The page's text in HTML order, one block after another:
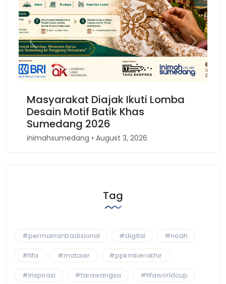
Diajak Ikuti Lomba
Motif Batik Khas
2026
• August 3, 2026
Karnaval
Previous Next
Tag
#permainantradisional #digital #noah
#fifa #mataair #ppkmberakhir
#inspirasi #tarawangsa #fifaworldcup